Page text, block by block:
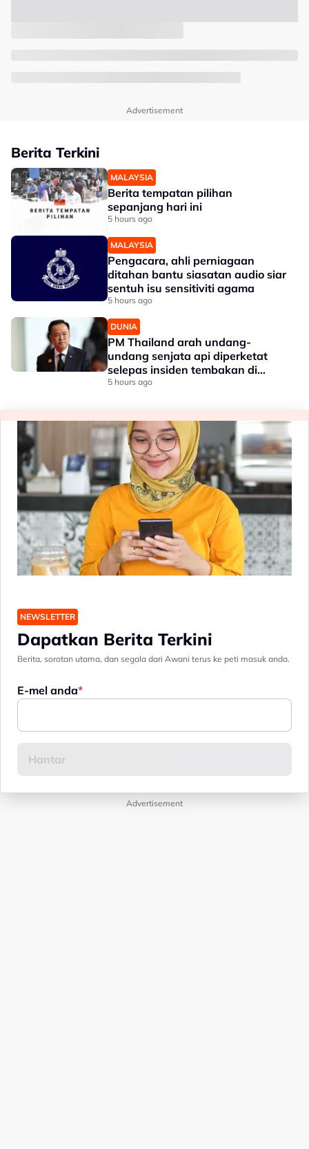
Advertisement
Berita Terkini
MALAYSIA
Berita tempatan pilihan
sepanjang hari ini
5 hours ago
MALAYSIA
Pengacara, ahli perniagaan
ditahan bantu siasatan audio siar
sentuh isu sensitiviti agama
5 hours ago
DUNIA
PM Thailand arah undang-
undang senjata api diperketat
selepas insiden tembakan di
sekolah
5 hours ago
NEWSLETTER
Dapatkan Berita Terkini
Berita, sorotan utama, dan segala dari Awani terus ke peti masuk anda.
E-mel anda
Advertisement